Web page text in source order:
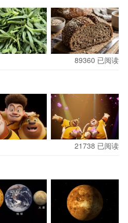
肉厚实，清甜可口。不过很多时
甜椒叫青椒，将红色、黄色、橙
族不仅好吃，营养也是相当不
生素C可以说是名列前茅，几乎
忽略了的“维生素C王者”。
数据，青椒的维生素C含量高达
的橙子维生素C只有33毫克/100
。青椒的维生素C含量几乎是柠
是可生食蔬菜西红柿的近10倍。
量也很不错，甚至比青椒还优
数据库，黄色彩椒、橙色彩椒和
139毫克/100克、158毫克/100
，只需要吃一个中等大小的青椒
89360 已阅读
21738 已阅读